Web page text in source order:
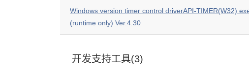
Windows version timer control driverAPI-TIMER(W32)
(runtime only) Ver.4.30
开发支持工具(3)